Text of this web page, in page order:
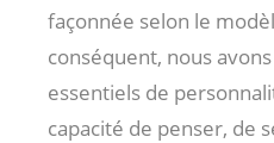
façonnée selon le
conséquent, nous
essentiels de
capacité de penser, de